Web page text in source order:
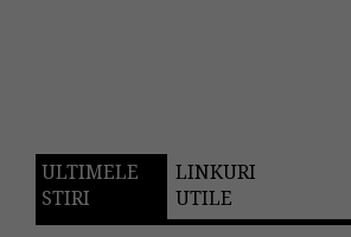
ULTIMELE
STIRI
LINKURI
UTILE